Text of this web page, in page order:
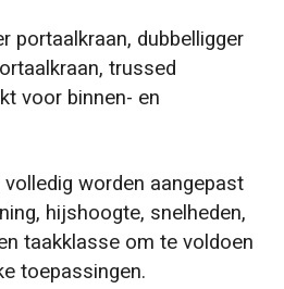
portaalkraan, dubbelligger
trussed
voor binnen- en
worden aangepast
hijshoogte, snelheden,
taakklasse om te voldoen
toepassingen.